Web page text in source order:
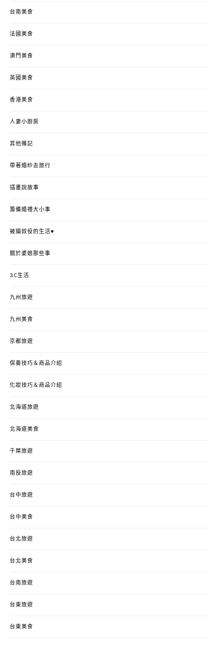
台南美食
法國美食
澳門美食
英國美食
香港美食
人妻小廚房
其他雜記
帶著婚紗去旅行
插畫說故事
籌備婚禮大小事
被貓奴役的生活♥
關於婆媳那些事
3C生活
九州旅遊
九州美食
京都旅遊
保養技巧＆商品介紹
化妝技巧＆商品介紹
北海道旅遊
北海道美食
千葉旅遊
南投旅遊
台中旅遊
台中美食
台北旅遊
台北美食
台南旅遊
台東旅遊
台東美食